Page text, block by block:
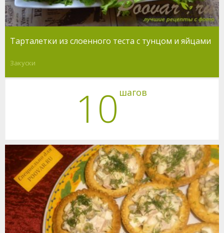
Тарталетки из слоенного теста с тунцом и яйцами
Закуски
10 шагов